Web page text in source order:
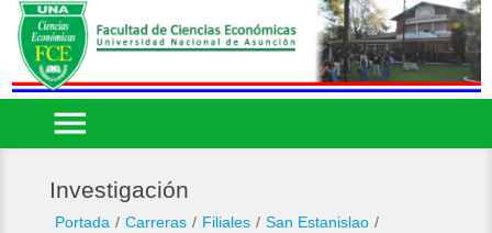
menu
Investigación
Portada / Carreras / Filiales / San Estanislao /